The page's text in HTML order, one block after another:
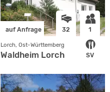
auf Anfrage 32 1
SV
Lorch, Ost-Württemberg
Waldheim Lorch